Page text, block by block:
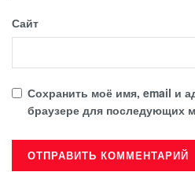
Сайт
Сохранить моё имя, email и
браузере для последующих